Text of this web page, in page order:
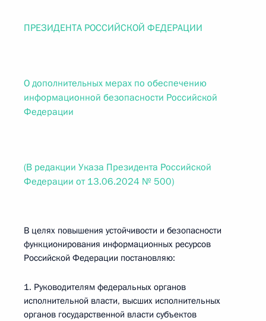
ПРЕЗИДЕНТА РОССИЙСКОЙ ФЕДЕРАЦИИ
О дополнительных мерах по обеспечению
информационной безопасности Российской
Федерации
(В редакции Указа Президента Российской
Федерации от 13.06.2024 № 500)
В целях повышения устойчивости и безопасности
функционирования информационных ресурсов
Российской Федерации постановляю:
1. Руководителям федеральных органов
исполнительной власти, высших исполнительных
органов государственной власти субъектов